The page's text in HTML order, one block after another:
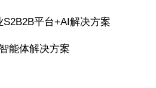
平台+AI解决方案
能体解决方案